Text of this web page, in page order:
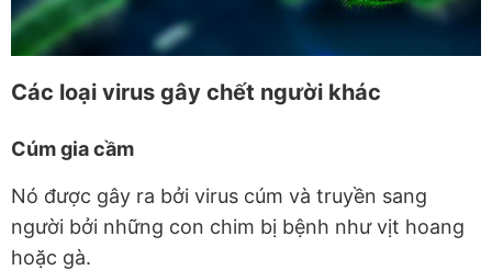
Các loại virus gây chết người khác
Cúm gia cầm
Nó được gây ra bởi virus cúm và truyền sang
người bởi những con chim bị bệnh như vịt hoang
hoặc gà.